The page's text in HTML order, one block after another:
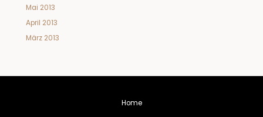
Mai 2013
April 2013
März 2013
Home